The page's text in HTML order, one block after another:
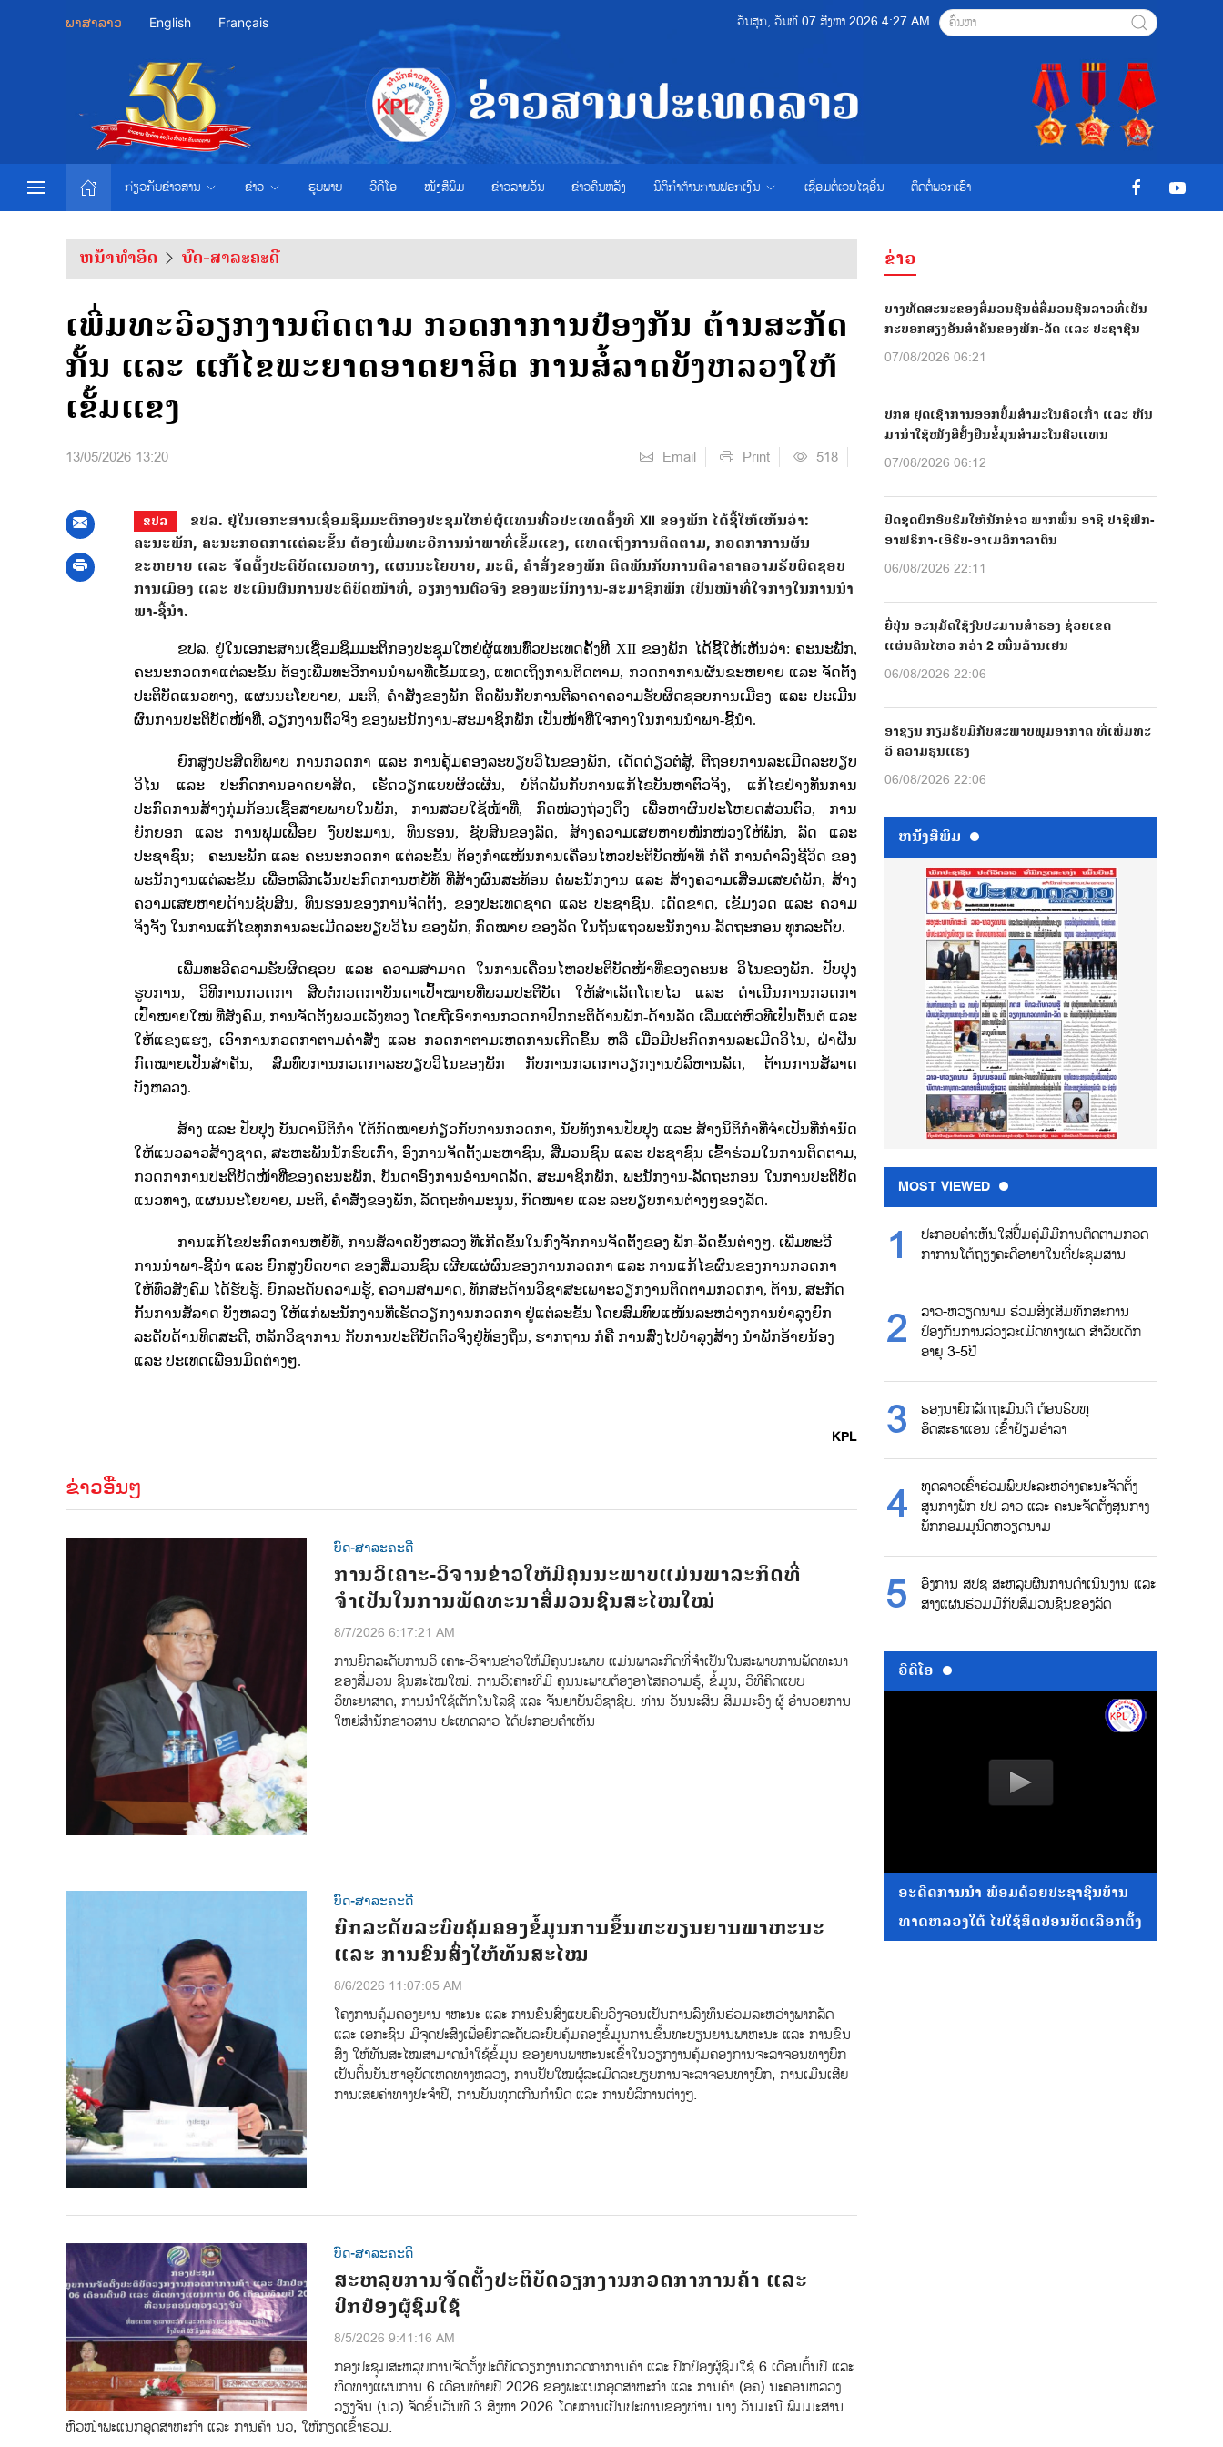
ພາສາລາວ English Français ວັນສຸກ, ວັນທີ 07 ສີງຫາ 2026 4:27 AM
ກ່ຽວກັບຂ່າວສານ ຂ່າວ ຮູບພາບ ວີດີໂອ ໜັງສືພິມ ຂ່າວ​ລາຍ​ວັນ ຂ່າວຄືນຫລັງ ນິຕິກຳຕ້ານການຟອກເງິນ ເຊື່ອມຕໍ່ເວບໄຊອ່ືນ ຕິດຕໍ່ພວກເຮົາ
ຫນ້າທຳອິດ ບົດ-ສາລະຄະດີ
ເພີ່ມທະວີວຽກງານຕິດຕາມ ກວດກາການປ້ອງກັນ ຕ້ານສະກັດ
ກັ້ນ ແລະ ແກ້ໄຂພະຍາດອາດຍາສິດ ການສໍ້ລາດບັງຫລວງໃຫ້
ເຂັ້ມແຂງ
13/05/2026 13:20 Email Print 518
ຂປລ
ຂປລ. ຢູ່ໃນເອກະສານເຊື່ອມຊຶມມະຕິກອງປະຊຸມໃຫຍ່ຜູ້ແທນທົ່ວປະເທດຄັ້ງທີ XII ຂອງພັກ ໄດ້ຊີ້ໃຫ້ເຫັນວ່າ:
ຄະນະພັກ, ຄະນະກວດກາແຕ່ລະຂັ້ນ ຕ້ອງເພີ່ມທະວີການນໍາພາທີ່ເຂັ້ມແຂງ, ແທດເຖິງການຕິດຕາມ, ກວດກາການຜັນ
ຂະຫຍາຍ ແລະ ຈັດຕັ້ງປະຕິບັດແນວທາງ, ແຜນນະໂຍບາຍ, ມະຕິ, ຄໍາສັ່ງຂອງພັກ ຕິດພັນກັບການຕີລາຄາຄວາມຮັບຜິດຊອບ
ການເມືອງ ແລະ ປະເມີນຜົນການປະຕິບັດໜ້າທີ່, ວຽກງານຕົວຈິງ ຂອງພະນັກງານ-ສະມາຊິກພັກ ເປັນໜ້າທີ່ໃຈກາງໃນການນໍາ
ພາ-ຊີ້ນໍາ.
ຂປລ. ຢູ່ໃນເອກະສານເຊື່ອມຊຶມມະຕິກອງປະຊຸມໃຫຍ່ຜູ້ແທນທົ່ວປະເທດຄັ້ງທີ XII ຂອງພັກ ໄດ້ຊີ້ໃຫ້ເຫັນວ່າ: ຄະນະພັກ,
ຄະນະກວດກາແຕ່ລະຂັ້ນ ຕ້ອງເພີ່ມທະວີການນໍາພາທີ່ເຂັ້ມແຂງ, ແທດເຖິງການຕິດຕາມ, ກວດກາການຜັນຂະຫຍາຍ ແລະ ຈັດຕັ້ງ
ປະຕິບັດແນວທາງ, ແຜນນະໂຍບາຍ, ມະຕິ, ຄໍາສັ່ງຂອງພັກ ຕິດພັນກັບການຕີລາຄາຄວາມຮັບຜິດຊອບການເມືອງ ແລະ ປະເມີນ
ຜົນການປະຕິບັດໜ້າທີ່, ວຽກງານຕົວຈິງ ຂອງພະນັກງານ-ສະມາຊິກພັກ ເປັນໜ້າທີ່ໃຈກາງໃນການນໍາພາ-ຊີ້ນໍາ.
ຍົກສູງປະສິດທິພາບ ການກວດກາ ແລະ ການຄຸ້ມຄອງລະບຽບວິໄນຂອງພັກ, ເດັດດ່ຽວຕໍ່ສູ້,ຕີຖອຍການລະເມີດລະບຽບ
ວິໄນ ແລະ ປະກົດການອາດຍາສິດ, ເຮັດວຽກແບບຜິວເຜີນ,ບໍ່ຕິດພັນກັບການແກ້ໄຂບັນຫາຕົວຈິງ, ແກ້ໄຂຢ່າງທັນການ
ປະກົດການສ້າງກຸ່ມກ້ອນເຊື້ອສາຍພາຍໃນພັກ, ການສວຍໃຊ້ໜ້າທີ່, ກົດໜ່ວງຖ່ວງດຶງ ເພື່ອຫາຜົນປະໂຫຍດສ່ວນຕົວ, ການ
ຍັກຍອກ ແລະ ການຟຸມເຟືອຍ ງົບປະມານ, ທຶນຮອນ, ຊັບສິນຂອງລັດ, ສ້າງຄວາມເສຍຫາຍໜັກໜ່ວງໃຫ້ພັກ,ລັດ ແລະ
ປະຊາຊົນ;
ຄະນະພັກ ແລະ ຄະນະກວດກາ ແຕ່ລະຂັ້ນ ຕ້ອງກໍາແໜ້ນການເຄື່ອນໄຫວປະຕິບັດໜ້າທີ່ ກໍຄື ການດໍາລົງຊີວິດ ຂອງ
ພະນັກງານແຕ່ລະຂັ້ນ ເພື່ອຫລີກເວັ້ນປະກົດການຫຍໍ້ທໍ້ ທີ່ສ້າງຜົນສະທ້ອນ ຕໍ່ພະນັກງານ ແລະ ສ້າງຄວາມເສື່ອມເສຍຕໍ່ພັກ, ສ້າງ
ຄວາມເສຍຫາຍດ້ານຊັບສິນ, ທຶນຮອນຂອງການຈັດຕັ້ງ, ຂອງປະເທດຊາດ ແລະ ປະຊາຊົນ. ເດັດຂາດ, ເຂັ້ມງວດ ແລະ ຄວາມ
ຈິງຈັງ ໃນການແກ້ໄຂທຸກການລະເມີດລະບຽບວິໄນ ຂອງພັກ, ກົດໝາຍ ຂອງລັດ ໃນຖັນແຖວພະນັກງານ-ລັດຖະກອນ ທຸກລະດັບ.
ເພີ່ມທະວີຄວາມຮັບຜິດຊອບ ແລະ ຄວາມສາມາດ ໃນການເຄື່ອນໄຫວປະຕິບັດໜ້າທີ່ຂອງຄະນະ ວິໄນຂອງພັກ. ປັບປຸງ
ຮູບການ, ວິທີການກວດກາ ສືບຕໍ່ກວດກາບັນດາເປົ້າໝາຍທີ່ພວມປະຕິບັດ ໃຫ້ສໍາເລັດໂດຍໄວ ແລະ ດໍາເນີນການກວດກາ
ເປົ້າໝາຍໃໝ່ ທີ່ສັງຄົມ, ການຈັດຕັ້ງພວມເລັ່ງທວງ ໂດຍຖືເອົາການກວດກາປົກກະຕິດ້ານພັກ-ດ້ານລັດ ເລີ່ມແຕ່ຫົວທີເປັນຕົ້ນຕໍ ແລະ
ໃຫ້ແຂງແຮງ, ເອົາການກວດກາຕາມຄໍາສັ່ງ ແລະ ກວດກາຕາມເຫດການເກີດຂຶ້ນ ຫລື ເມື່ອມີປະກົດການລະເມີດວິໄນ, ຝ່າຝືນ
ກົດໝາຍເປັນສໍາຄັນ,ສົມທົບການກວດກາລະບຽບວິໄນຂອງພັກ ກັບການກວດກາວຽກງານບໍລິຫານລັດ, ຕ້ານການສໍ້ລາດ
ບັງຫລວງ.
ສ້າງ ແລະ ປັບປຸງ ບັນດານິຕິກໍາ ໃຕ້ກົດໝາຍກ່ຽວກັບການກວດກາ, ນັບທັງການປັບປຸງ ແລະ ສ້າງນິຕິກໍາທີ່ຈໍາເປັນທີ່ກໍານົດ
ໃຫ້ແນວລາວສ້າງຊາດ,ສະຫະພັນນັກຮົບເກົ່າ,ອົງການຈັດຕັ້ງມະຫາຊົນ, ສື່ມວນຊົນ ແລະ ປະຊາຊົນ ເຂົ້າຮ່ວມໃນການຕິດຕາມ,
ກວດກາການປະຕິບັດໜ້າທີ່ຂອງຄະນະພັກ, ບັນດາອົງການອໍານາດລັດ, ສະມາຊິກພັກ, ພະນັກງານ-ລັດຖະກອນ ໃນການປະຕິບັດ
ແນວທາງ, ແຜນນະໂຍບາຍ, ມະຕິ, ຄໍາສັ່ງຂອງພັກ, ລັດຖະທໍາມະນູນ, ກົດໝາຍ ແລະ ລະບຽບການຕ່າງໆຂອງລັດ.
ການແກ້ໄຂປະກົດການຫຍໍ້ທໍ້, ການສໍ້ລາດບັງຫລວງ ທີ່ເກີດຂຶ້ນໃນກົງຈັກການຈັດຕັ້ງຂອງ ພັກ-ລັດຂັ້ນຕ່າງໆ. ເພີ່ມທະວີ
ການນໍາພາ-ຊີ້ນໍາ ແລະ ຍົກສູງບົດບາດ ຂອງສື່ມວນຊົນ ເຜີຍແຜ່ຜົນຂອງການກວດກາ ແລະ ການແກ້ໄຂຜົນຂອງການກວດກາ
ໃຫ້ທົ່ວສັງຄົມ ໄດ້ຮັບຮູ້. ຍົກລະດັບຄວາມຮູ້, ຄວາມສາມາດ, ທັກສະດ້ານວິຊາສະເພາະວຽກງານຕິດຕາມກວດກາ, ຕ້ານ, ສະກັດ
ກັ້ນການສໍ້ລາດ ບັງຫລວງ ໃຫ້ແກ່ພະນັກງານທີ່ເຮັດວຽກງານກວດກາ ຢູ່ແຕ່ລະຂັ້ນ ໂດຍສົມທົບແໜ້ນລະຫວ່າງການບໍາລຸງຍົກ
ລະດັບດ້ານທິດສະດີ, ຫລັກວິຊາການ ກັບການປະຕິບັດຕົວຈິງຢູ່ທ້ອງຖິ່ນ, ຮາກຖານ ກໍຄື ການສົ່ງໄປບໍາລຸງສ້າງ ນໍາພັກອ້າຍນ້ອງ
ແລະ ປະເທດເພື່ອນມິດຕ່າງໆ.
KPL
ຂ່າວອື່ນໆ
ບົດ-ສາລະຄະດີ
ການວິເຄາະ-ວິຈານຂ່າວໃຫ້ມີຄຸນນະພາບແມ່ນພາລະກິດທີ່
ຈຳເປັນໃນການພັດທະນາສື່ມວນຊົນສະໄໝໃໝ່
8/7/2026 6:17:21 AM
ການຍົກລະດັບການວິ ເຄາະ-ວິຈານຂ່າວໃຫ້ມີຄຸນນະພາບ ແມ່ນພາລະກິດທີ່ຈຳເປັນໃນສະພາບການພັດທະນາ
ຂອງສື່ມວນ ຊົນສະໄໝໃໝ່. ການວິເຄາະທີ່ມີ ຄຸນນະພາບຕ້ອງອາໄສຄວາມຮູ້, ຂໍ້ມູນ, ວິທີຄິດແບບ
ວິທະຍາສາດ, ການນຳໃຊ້ເຕັກໂນໂລຊີ ແລະ ຈັນຍາບັນວິຊາຊີບ. ທ່ານ ວັນນະສິນ ສິມມະວົງ ຜູ້ ອໍານວຍການ
ໃຫຍ່ສໍານັກຂ່າວສານ ປະເທດລາວ ໄດ້ປະກອບຄໍາເຫັນ
ບົດ-ສາລະຄະດີ
ຍົກລະດັບລະບົບຄຸ້ມຄອງຂໍ້ມູນການຂຶ້ນທະບຽນຍານພາຫະນະ
ແລະ ການຂົນສົ່ງໃຫ້ທັນສະໄໝ
8/6/2026 11:07:05 AM
ໂຄງການຄຸ້ມຄອງຍານ າຫະນະ ແລະ ການຂົນສົ່ງແບບຄົບວົງຈອນເປັນການລົງທຶນຮ່ວມລະຫວ່າງພາກລັດ
ແລະ ເອກະຊົນ ມີຈຸດປະສົງເພື່ອຍົກລະດັບລະບົບຄຸ້ມຄອງຂ້ໍມູນການຂ້ຶນທະບຽນຍານພາຫະນະ ແລະ ການຂົນ
ສ່ົງ ໃຫ້ທັນສະໄໝສາມາດນຳໃຊ້ຂໍ້ມູນ ຂອງຍານພາຫະນະເຂົ້າໃນວຽກງານຄຸ້ມຄອງການຈະລາຈອນທາງບົກ
ເປັນຕົ້ນບັນຫາອຸບັດເຫດທາງຫລວງ, ການປັບໃໝຜູ້ລະເມີດລະບຽບການຈະລາຈອນທາງບົກ, ການເມີນເສີຍ
ການເສຍຄ່າທາງປະຈຳປີ, ການບັນທຸກເກີນກຳນົດ ແລະ ການບໍລິການຕ່າງໆ.
ບົດ-ສາລະຄະດີ
ສະຫລຸບການຈັດຕັ້ງປະຕິບັດວຽກງານກວດກາການຄ້າ ແລະ
ປົກປ້ອງຜູ້ຊົມໃຊ້
8/5/2026 9:41:16 AM
ກອງປະຊຸມສະຫລຸບການຈັດຕັ້ງປະຕິບັດວຽກງານກວດກາການຄ້າ ແລະ ປົກປ້ອງຜູ້ຊົມໃຊ້ 6 ເດືອນຕົ້ນປີ ແລະ
ທິດທາງແຜນການ 6 ເດືອນທ້າຍປີ 2026 ຂອງພະແນກອຸດສາຫະກຳ ແລະ ການຄ້າ (ອຄ) ນະຄອນຫລວງ
ວຽງຈັນ (ນວ) ຈັດຂຶ້ນວັນທີ 3 ສິງຫາ 2026 ໂດຍການເປັນປະທານຂອງທ່ານ ນາງ ວັນມະນີ ພິມມະສານ
ຫົວໜ້າພະແນກອຸດສາຫະກຳ ແລະ ການຄ້າ ນວ, ໃຫ້ກຽດເຂົ້າຮ່ວມ.
ຂ່າວ
ບາງທັດສະນະຂອງສື່ມວນຊົນຕໍ່ສື່ມວນຊົນລາວທີ່ເປັນ
ກະບອກສຽງອັນສຳຄັນຂອງພັກ-ລັດ ແລະ ປະຊາຊົນ
07/08/2026 06:21
ປກສ ຢຸດເຊົາການອອກປື້ມສຳມະໂນຄົວເກົ່າ ແລະ ຫັນ
ມານຳໃຊ້ໜັງສືຢັ້ງຢືນຂໍ້ມູນສຳມະໂນຄົວແທນ
07/08/2026 06:12
ປີດຊຸດຝຶກອົບຮົມໃຫ້ນັກຂ່າວ ພາກພື້ນ ອາຊີ ປາຊີຟິກ-
ອາຟຣິກາ-ເອີຣົບ-ອາເມລິກາລາຕິນ
06/08/2026 22:11
ຍີ່ປຸ່ນ ອະນຸມັດໃຊ້ງົບປະມານສຳຮອງ ຊ່ວຍເຂດ
ແຜ່ນດິນໄຫວ ກວ່າ 2 ໝື່ນລ້ານເຢນ
06/08/2026 22:06
ອາຊຽນ ກຽມຮັບມືກັບສະພາບພູມອາກາດ ທີ່ເພີ່ມທະ
ວີ ຄວາມຮຸນແຮງ
06/08/2026 22:06
ຫນ້ັງສືພິມ
MOST VIEWED
ປະກອບຄຳເຫັນໃສ່ປື້ມຄູ່ມືມີການຕິດຕາມກວດ
ກາການໂຕ້ຖຽງຄະດີອາຍາໃນທີ່ປະຊຸມສານ
ລາວ-ຫວຽດນາມ ຮ່ວມສົ່ງເສີມທັກສະການ
ປ້ອງກັນການລ່ວງລະເມີດທາງເພດ ສຳລັບເດັກ
ອາຍຸ 3-5ປີ
ຮອງນາຍົກລັດຖະມົນຕີ ຕ້ອນຮົບທູ
ອິດສະຣາແອນ ເຂົ້າຢ້ຽມອຳລາ
ທູດລາວເຂົ້າຮ່ວມພົບປະລະຫວ່າງຄະນະຈັດຕັ້ງ
ສູນກາງພັກ ປປ ລາວ ແລະ ຄະນະຈັດຕັ້ງສູນກາງ
ພັກກອມມູນິດຫວຽດນາມ
ອົງການ ສປຊ ສະຫລຸບຜົນການດຳເນີນງານ ແລະ
ສາງແຜນຮ່ວມມືກັບສື່ມວນຊົນຂອງລັດ
ວີດີໂອ
ອະດີດການນໍາ ພ້ອມດ້ວຍປະຊາຊົນບ້ານ
ທາດຫລວງໃຕ້ ໄປໃຊ້ສິດປ່ອນບັດເລືອກຕັ້ງ